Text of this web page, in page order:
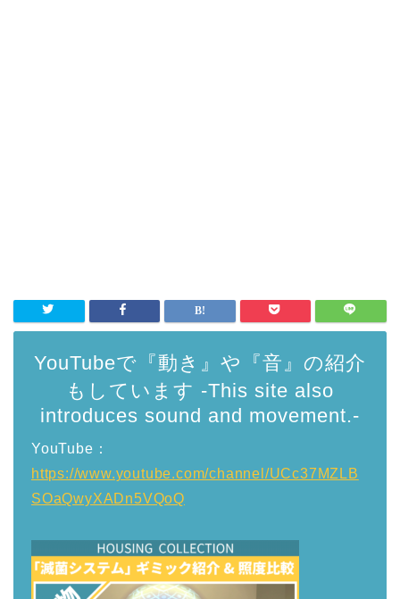
YouTubeで『動き』や『音』の紹介
もしています -This site also
introduces sound and movement.-
YouTube：
https://www.youtube.com/channel/UCc37MZLB
SOaQwyXADn5VQoQ